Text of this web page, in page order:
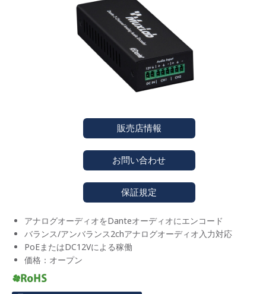
販売店情報
お問い合わせ
保証規定
アナログオーディオをDanteオーディオにエンコード
バランス/アンバランス2chアナログオーディオ入力対応
PoEまたはDC12Vによる稼働
価格：オープン